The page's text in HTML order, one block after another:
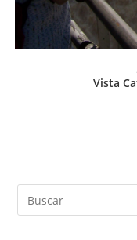
Vista